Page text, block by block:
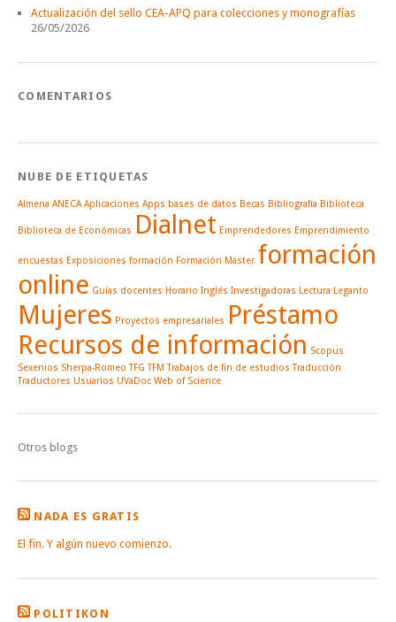
Actualización del sello CEA-APQ para colecciones y monografías
26/05/2026
COMENTARIOS
NUBE DE ETIQUETAS
Almena ANECA Aplicaciones Apps bases de datos Becas Bibliografía Biblioteca
Biblioteca de Económicas Dialnet Emprendedores Emprendimiento
encuestas Exposiciones formación Formación Máster formación
online Guías docentes Horario Inglés Investigadoras Lectura Leganto
Mujeres Proyectos empresariales Préstamo
Recursos de información Scopus
Sexenios Sherpa-Romeo TFG TFM Trabajos de fin de estudios Traducción
Traductores Usuarios UVaDoc Web of Science
Otros blogs
NADA ES GRATIS
El fin. Y algún nuevo comienzo.
POLITIKON